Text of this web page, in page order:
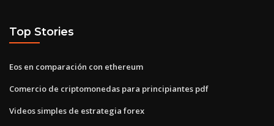
Top Stories
Eos en comparación con ethereum
Comercio de criptomonedas para principiantes pdf
Videos simples de estrategia forex